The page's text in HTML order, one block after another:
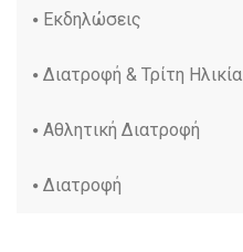
Εκδηλώσεις
Διατροφή & Τρίτη Ηλικία
Αθλητική Διατροφή
Διατροφή